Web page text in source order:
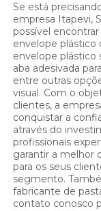
Se está
empresa Itapevi,
possível
envelope plástico
envelope plástico
aba adesivada
entre outras
visual. Com o
clientes, a
conquistar a
através do
profissionais
garantir a melhor
para os seus
segmento.
fabricante de
contato conosco